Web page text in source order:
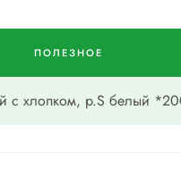
ПОЛЕЗНОЕ
с хлопком, р.S белый